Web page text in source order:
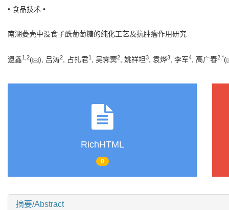
• 食品技术 •
南湖菱壳中没食子酰葡萄糖的纯化工艺及抗肿瘤作用研究
逯鑫1 2( ), 吕涛2, 占扎君1 , 吴霁蓂2, 姚祥坦3, 袁烨3, 李军4, 高广春2 *(
RichHTML
0
摘要/Abstract